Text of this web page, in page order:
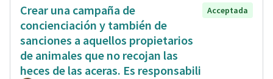
Crear una campaña de
concienciación y también de
sanciones a aquellos propietarios
de animales que no recojan las
heces de las aceras. Es responsabili
Acceptada